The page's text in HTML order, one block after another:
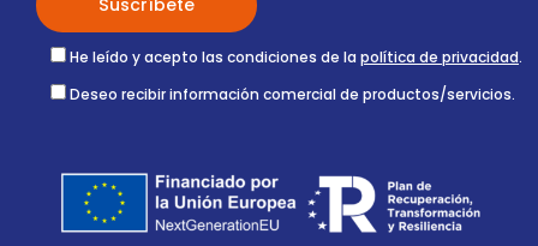
He leído y acepto las condiciones de la política de privacidad.
Deseo recibir información comercial de productos/servicios.